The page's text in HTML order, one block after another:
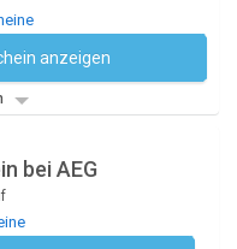
anzeigen
bei AEG